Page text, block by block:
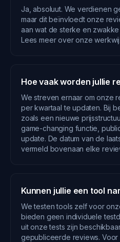
Ja, absoluut. We verdienen
maar dit beïnvloedt onze
aan wat de sterke en
Lees meer over onze
Hoe vaak worden jullie
We streven ernaar om onze
per kwartaal te updaten. Bij
zoals een nieuwe
game-changing functie,
update. De datum van de
vermeld bovenaan elke
Kunnen jullie een tool
We testen tools zelf voor
bieden geen individuele
uit onze tests zijn
gepubliceerde reviews. Voor